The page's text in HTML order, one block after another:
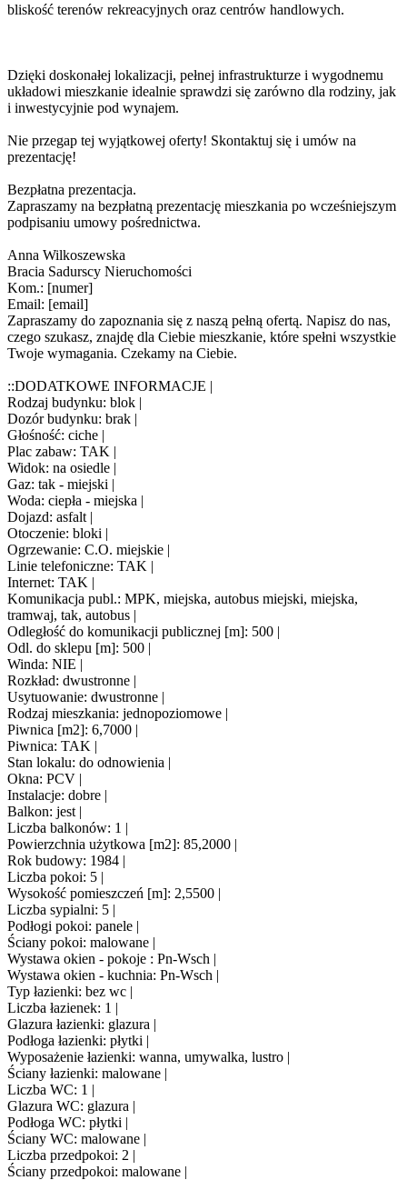
bliskość terenów rekreacyjnych oraz centrów handlowych.
Dzięki doskonałej lokalizacji, pełnej infrastrukturze i wygodnemu
układowi mieszkanie idealnie sprawdzi się zarówno dla rodziny, jak
i inwestycyjnie pod wynajem.
Nie przegap tej wyjątkowej oferty! Skontaktuj się i umów na
prezentację!
Bezpłatna prezentacja.
Zapraszamy na bezpłatną prezentację mieszkania po wcześniejszym
podpisaniu umowy pośrednictwa.
Anna Wilkoszewska
Bracia Sadurscy Nieruchomości
Kom.: [numer]
Email: [email]
Zapraszamy do zapoznania się z naszą pełną ofertą. Napisz do nas,
czego szukasz, znajdę dla Ciebie mieszkanie, które spełni wszystkie
Twoje wymagania. Czekamy na Ciebie.
::DODATKOWE INFORMACJE |
Rodzaj budynku: blok |
Dozór budynku: brak |
Głośność: ciche |
Plac zabaw: TAK |
Widok: na osiedle |
Gaz: tak - miejski |
Woda: ciepła - miejska |
Dojazd: asfalt |
Otoczenie: bloki |
Ogrzewanie: C.O. miejskie |
Linie telefoniczne: TAK |
Internet: TAK |
Komunikacja publ.: MPK, miejska, autobus miejski, miejska,
tramwaj, tak, autobus |
Odległość do komunikacji publicznej [m]: 500 |
Odl. do sklepu [m]: 500 |
Winda: NIE |
Rozkład: dwustronne |
Usytuowanie: dwustronne |
Rodzaj mieszkania: jednopoziomowe |
Piwnica [m2]: 6,7000 |
Piwnica: TAK |
Stan lokalu: do odnowienia |
Okna: PCV |
Instalacje: dobre |
Balkon: jest |
Liczba balkonów: 1 |
Powierzchnia użytkowa [m2]: 85,2000 |
Rok budowy: 1984 |
Liczba pokoi: 5 |
Wysokość pomieszczeń [m]: 2,5500 |
Liczba sypialni: 5 |
Podłogi pokoi: panele |
Ściany pokoi: malowane |
Wystawa okien - pokoje : Pn-Wsch |
Wystawa okien - kuchnia: Pn-Wsch |
Typ łazienki: bez wc |
Liczba łazienek: 1 |
Glazura łazienki: glazura |
Podłoga łazienki: płytki |
Wyposażenie łazienki: wanna, umywalka, lustro |
Ściany łazienki: malowane |
Liczba WC: 1 |
Glazura WC: glazura |
Podłoga WC: płytki |
Ściany WC: malowane |
Liczba przedpokoi: 2 |
Ściany przedpokoi: malowane |